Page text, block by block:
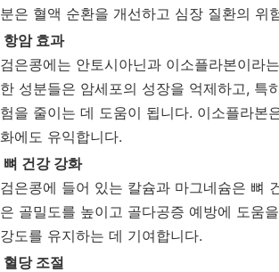
분은 혈액 순환을 개선하고 심장 질환의 위
항암 효과
검은콩에는 안토시아닌과 이소플라본이라
한 성분들은 암세포의 성장을 억제하고, 특
험을 줄이는 데 도움이 됩니다. 이소플라본
화에도 유익합니다.
뼈 건강 강화
검은콩에 들어 있는 칼슘과 마그네슘은 뼈
은 골밀도를 높이고 골다공증 예방에 도움
강도를 유지하는 데 기여합니다.
혈당 조절